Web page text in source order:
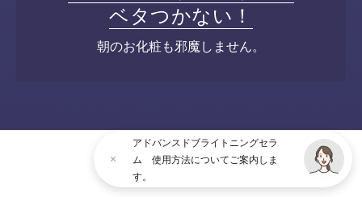
ベタつかない！
朝のお化粧も邪魔しません。
アドバンスドブライトニングセラ
ム 使用方法についてご案内しま
す。